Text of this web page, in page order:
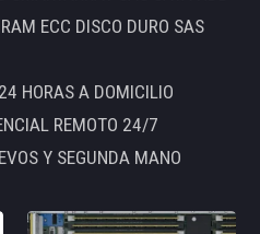
ECC DISCO DURO SAS
HORAS A DOMICILIO
REMOTO 24/7
Y SEGUNDA MANO